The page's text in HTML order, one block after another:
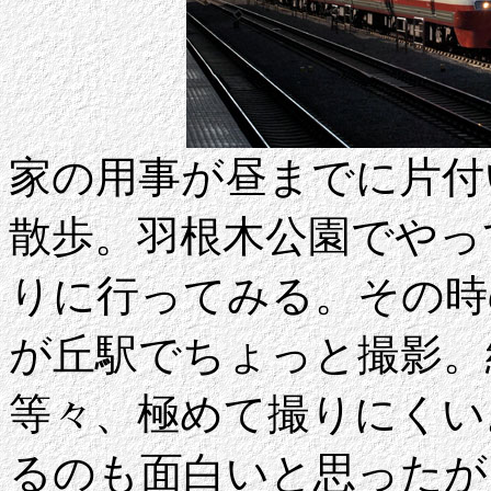
家の用事が昼までに片
散歩。羽根木公園でや
りに行ってみる。その
が丘駅でちょっと撮影
等々、極めて撮りにく
るのも面白いと思った